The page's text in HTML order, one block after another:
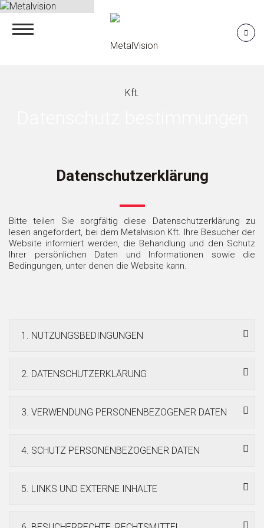
Datenschutzerklärung
Bitte teilen Sie sorgfältig diese Datenschutzerklärung zu
lesen angefordert, bei dem Metalvision Kft. Ihre Besucher der
Website informiert werden, die Behandlung und den Schutz
Ihrer persönlichen Daten und Informationen sowie die
Bedingungen, unter denen die Website kann.
1. NUTZUNGSBEDINGUNGEN
2. DATENSCHUTZERKLÄRUNG
3. VERWENDUNG PERSONENBEZOGENER DATEN
4. SCHUTZ PERSONENBEZOGENER DATEN
5. LINKS UND EXTERNE INHALTE